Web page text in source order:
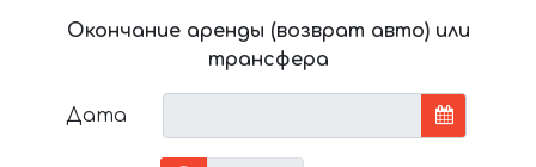
Окончание аренды (возврат авто) или
трансфера
Дата